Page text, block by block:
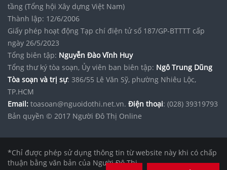
tầng (Tổng hội Xây dựng Việt Nam)
Thành lập: 12/6/2006
Giấy phép hoạt động Tạp chí điện tử số 187/GP-BTTTT cấp
ngày 26/5/2023
Tổng biên tập: Nguyễn Đào Vĩnh Huy
Tổng thư ký tòa soạn, Ủy viên ban biên tập: Ngô Trung Dũng
Tòa soạn và trị sự: 386/55 Lê Văn Sỹ, phường Nhiêu Lộc,
TP.HCM
Email: toasoan@nguoidothi.net.vn. Điện thoại: (028) 39319793
Bản quyền © 2017 Người Đô Thị Online
*Chỉ được phép sử dụng thông tin từ website này khi có chấp
thuận bằng văn bản của Người Đô Thị.